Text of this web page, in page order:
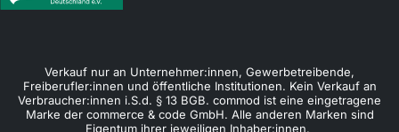
Verkauf nur an Unternehmer:innen, Gewerbetreibende,
Freiberufler:innen und öffentliche Institutionen. Kein Verkauf an
Verbraucher:innen i.S.d. § 13 BGB. commod ist eine eingetragene
Marke der commerce & code GmbH. Alle anderen Marken sind
Eigentum ihrer jeweiligen Inhaber:innen.